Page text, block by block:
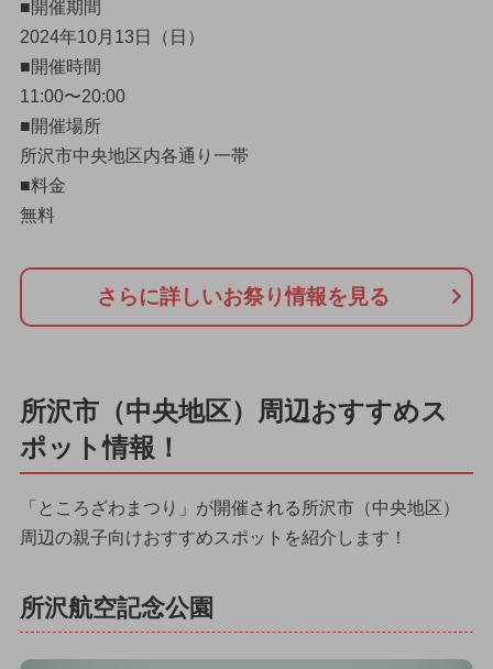
■開催期間
2024年10月13日（日）
■開催時間
11:00〜20:00
■開催場所
所沢市中央地区内各通り一帯
■料金
無料
さらに詳しいお祭り情報を見る
所沢市（中央地区）周辺おすすめス
ポット情報！
「ところざわまつり」が開催される所沢市（中央地区）
周辺の親子向けおすすめスポットを紹介します！
所沢航空記念公園